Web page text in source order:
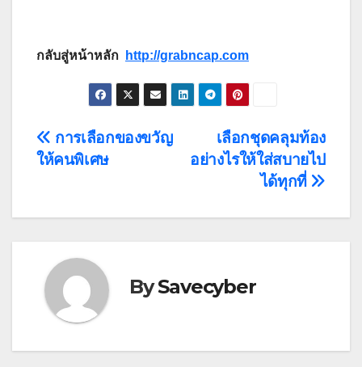
กลับสู่หน้าหลัก http://grabncap.com
Post
เลือกชุดคลุมท้อง
อย่างไรให้ใส่สบายไป
ได้ทุกที่
การเลือกของขวัญ
ให้คนพิเศษ
BySavecyber